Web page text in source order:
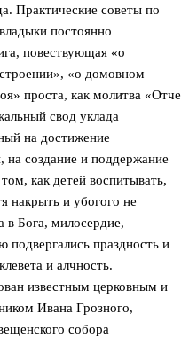
Практические советы по
постоянно
повествующая «о
«о домовном
проста, как молитва «Отче
свод уклада
на достижение
на создание и поддержание
как детей воспитывать,
накрыть и убогого не
в Бога, милосердие,
подвергались праздность и
и алчность.
известным церковным и
Ивана Грозного,
собора